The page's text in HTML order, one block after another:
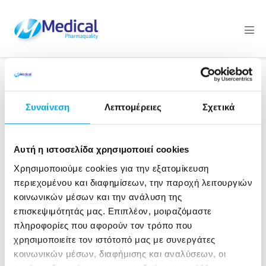
Συναίνεση Λεπτομέρειες Σχετικά
Αυτή η ιστοσελίδα χρησιμοποιεί cookies
Χρησιμοποιούμε cookies για την εξατομίκευση
περιεχομένου και διαφημίσεων, την παροχή λειτουργιών
κοινωνικών μέσων και την ανάλυση της
επισκεψιμότητάς μας. Επιπλέον, μοιραζόμαστε
πληροφορίες που αφορούν τον τρόπο που
χρησιμοποιείτε τον ιστότοπό μας με συνεργάτες
κοινωνικών μέσων, διαφήμισης και αναλύσεων, οι
content
Category:
Διαλύματα
Πως να φροντίζεις τη στοματική σου
υγιεινή και ποιές ασθένειες μπορείς
να αποφύγεις τηρώντας τους κανόνες
υγιεινής της στοματικής κοιλότητας
Πως
να
φροντίζεις